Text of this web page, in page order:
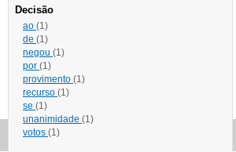
Decisão
ao (1)
de (1)
negou (1)
por (1)
provimento (1)
recurso (1)
se (1)
unanimidade (1)
votos (1)